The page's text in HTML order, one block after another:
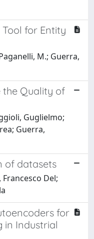
for Entity
M.; Guerra,
the Quality of
Guglielmo;
Guerra,
of datasets
Del;
for
in Industrial